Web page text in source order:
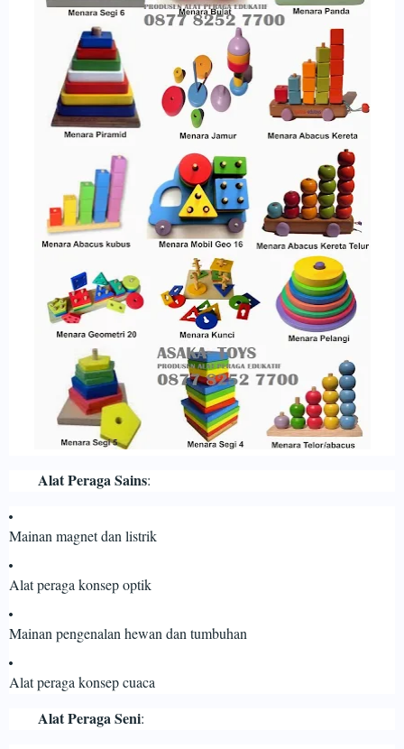
Alat Peraga Sains:
Mainan magnet dan listrik
Alat peraga konsep optik
Mainan pengenalan hewan dan tumbuhan
Alat peraga konsep cuaca
Alat Peraga Seni: